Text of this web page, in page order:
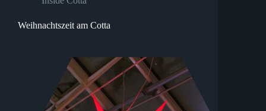
Weihnachtszeit am Cotta